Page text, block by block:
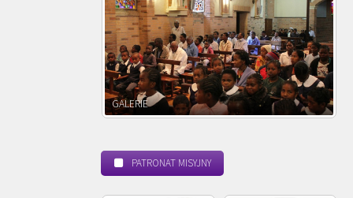
POWOŁANIE MISYJNE
PATRONAT MISYJNY